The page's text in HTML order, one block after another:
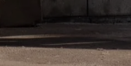
básicas, intermedias y
y alrededores, en
y semi-personalizadas en